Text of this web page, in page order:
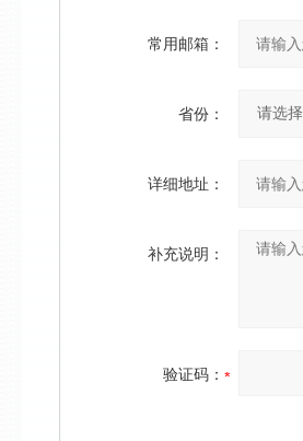
常用邮箱：
省份：
详细地址：
补充说明：
验证码：